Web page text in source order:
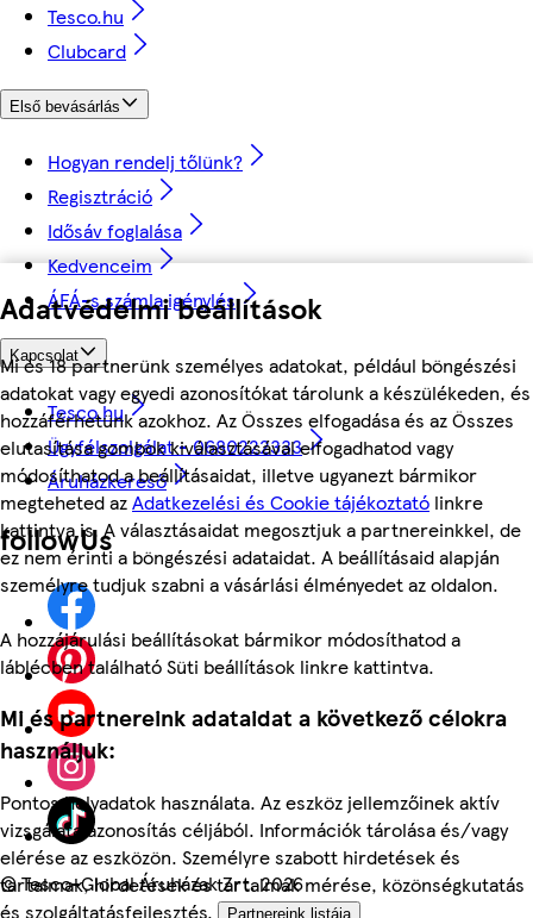
Adatvédelmi beállítások
Mi és 18 partnerünk személyes adatokat, például böngészési
adatokat vagy egyedi azonosítókat tárolunk a készülékeden, és
hozzáférhetünk azokhoz. Az Összes elfogadása és az Összes
elutasítása gombok kiválasztásával elfogadhatod vagy
módosíthatod a beállításaidat, illetve ugyanezt bármikor
megteheted azAdatkezelési és Cookie tájékoztató linkre
kattintva is. A választásaidat megosztjuk a partnereinkkel, de
ez nem érinti a böngészési adataidat. A beállításaid alapján
személyre tudjuk szabni a vásárlási élményedet az oldalon.
A hozzájárulási beállításokat bármikor módosíthatod a
láblécben található Süti beállítások linkre kattintva.
Mi és partnereink adataidat a következő célokra
használjuk:
Pontos helyadatok használata. Az eszköz jellemzőinek aktív
vizsgálata azonosítás céljából. Információk tárolása és/vagy
elérése az eszközön. Személyre szabott hirdetések és
tartalmak, hirdetések és tartalmak mérése, közönségkutatás
és szolgáltatásfejlesztés.
Partnereink listája
Tesco.hu
Clubcard
Első bevásárlás
Hogyan rendelj tőlünk?
Regisztráció
Idősáv foglalása
Kedvenceim
ÁFÁ-s számla igénylés
Kapcsolat
Tesco.hu
Ügyfélszolgálat - 0680222333
Áruházkereső
followUs
©Tesco-Global Áruházak Zrt. 2026